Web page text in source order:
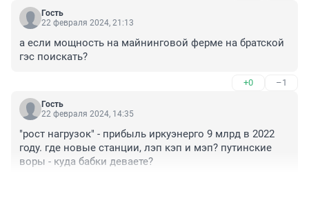
Гость
22 февраля 2024, 21:13
а если мощность на майнинговой ферме на братской
гэс поискать?
+0 –1
Гость
22 февраля 2024, 14:35
"рост нагрузок" - прибыль иркуэнерго 9 млрд в 2022
году. где новые станции, лэп кэп и мэп? путинские
воры - куда бабки деваете?